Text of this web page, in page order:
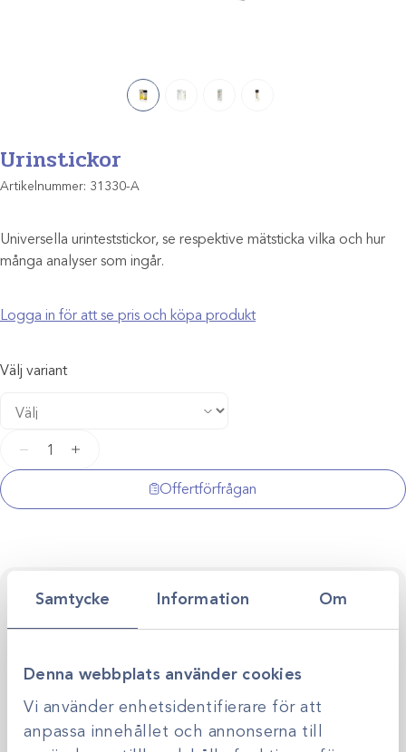
Samtycke Information Om
Denna webbplats använder cookies
Vi använder enhetsidentifierare för att
anpassa innehållet och annonserna till
Urinstickor
Artikelnummer: 31330-A
Universella urinteststickor, se respektive mätsticka vilka och hur
många analyser som ingår.
Logga in för att se pris och köpa produkt
Välj variant
Urinstickor
+
Offertförfrågan
Kontakta oss för personlig rådgivning
utveckling. Genom personlig rådgivning hjälper vi dig
verksamhet.